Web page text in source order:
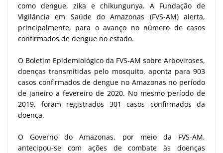
como dengue, zika e chikungunya. A Fundação de
Vigilância em Saúde do Amazonas (FVS-AM) alerta,
principalmente, para o avanço no número de casos
confirmados de dengue no estado.
O Boletim Epidemiológico da FVS-AM sobre Arboviroses,
doenças transmitidas pelo mosquito, aponta para 903
casos confirmados de dengue no Amazonas no período
de janeiro a fevereiro de 2020. No mesmo período de
2019, foram registrados 301 casos confirmados da
doença.
O Governo do Amazonas, por meio da FVS-AM,
antecipou-se com ações de combate às doenças